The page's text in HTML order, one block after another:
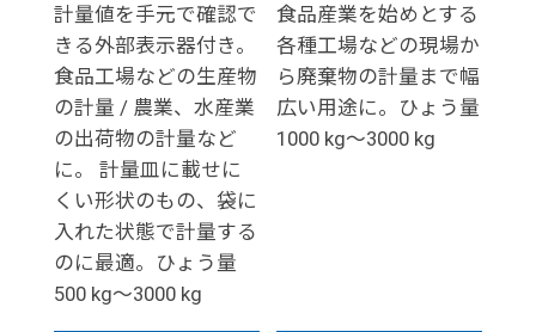
計量値を手元で確認で
きる外部表示器付き。
食品工場などの生産物
の計量 / 農業、水産業
の出荷物の計量など
に。 計量皿に載せに
くい形状のもの、袋に
入れた状態で計量する
のに最適。ひょう量
500 kg～3000 kg
食品産業を始めとする
各種工場などの現場か
ら廃棄物の計量まで幅
広い用途に。ひょう量
1000 kg～3000 kg